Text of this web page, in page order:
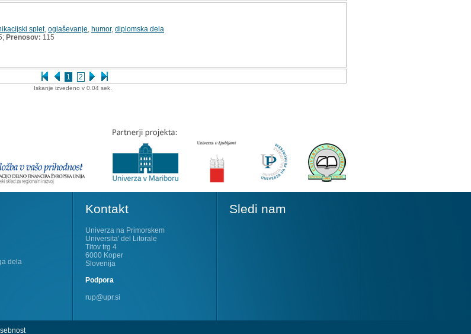
1 2
splet, oglaševanje humor, diplomska dela
Prenosov: 115
Iskanje izvedeno v 0.04 sek.
dela
Kontakt
Univerza na Primorskem
Universita' del Litorale
Titov trg 4
6000 Koper
Slovenija
Podpora
rup@upr.si
Sledi nam